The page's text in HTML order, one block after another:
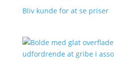
Bliv kunde for at se priser